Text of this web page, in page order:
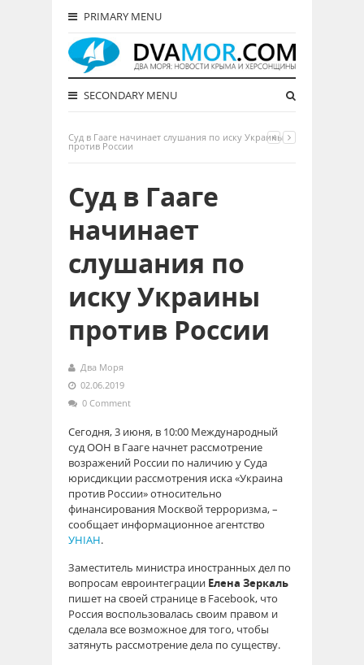
PRIMARY MENU
SECONDARY MENU
Суд в Гааге начинает слушания по иску Украины
против России
Суд в Гааге
начинает
слушания по
иску Украины
против России
Два Моря
02.06.2019
0 Comment
Сегодня, 3 июня, в 10:00 Международный
суд ООН в Гааге начнет рассмотрение
возражений России по наличию у Суда
юрисдикции рассмотрения иска «Украина
против России» относительно
финансирования Москвой терроризма, –
сообщает информационное агентство
УНІАН.
Заместитель министра иностранных дел по
вопросам евроинтеграции Елена Зеркаль
пишет на своей странице в Facebook, что
Россия воспользовалась своим правом и
сделала все возможное для того, чтобы
затянуть рассмотрение дела по существу.